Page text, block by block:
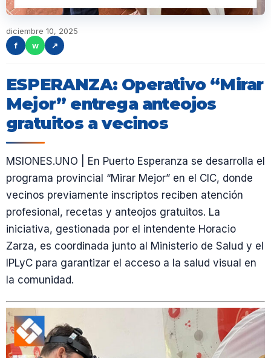
diciembre 10, 2025
f
w ↗
ESPERANZA: Operativo “Mirar
Mejor” entrega anteojos
gratuitos a vecinos
MSIONES.UNO | En Puerto Esperanza se desarrolla el
programa provincial “Mirar Mejor” en el CIC, donde
vecinos previamente inscriptos reciben atención
profesional, recetas y anteojos gratuitos. La
iniciativa, gestionada por el intendente Horacio
Zarza, es coordinada junto al Ministerio de Salud y el
IPLyC para garantizar el acceso a la salud visual en
la comunidad.